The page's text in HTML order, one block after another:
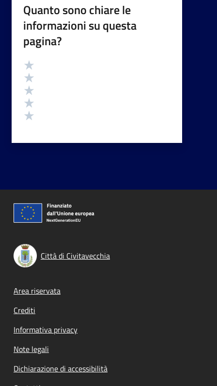
Quanto sono chiare le
informazioni su questa
pagina?
Valutazione
Città di Civitavecchia
Footer menu
Area riservata
Crediti
Informativa privacy
Note legali
Dichiarazione di accessibilità